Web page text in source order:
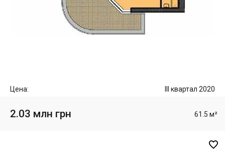
Цена: III квартал 2020
2.03 млн грн 61.5 м²
